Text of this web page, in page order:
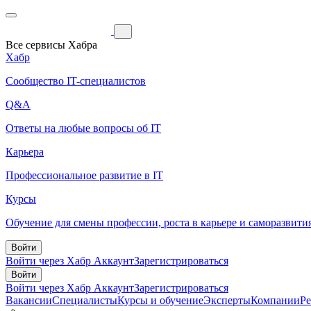
Все сервисы Хабра
Хабр
Сообщество IT-специалистов
Q&A
Ответы на любые вопросы об IT
Карьера
Профессиональное развитие в IT
Курсы
Обучение для смены профессии, роста в карьере и
Войти
Войти через Хабр АккаунтЗарегистрироваться
Войти
Войти через Хабр АккаунтЗарегистрироваться
ВакансииСпециалистыКурсы и обучениеЭкспертыКомпании